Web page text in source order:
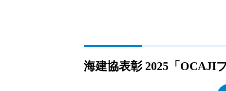
海建協表彰 2025「OCAJI